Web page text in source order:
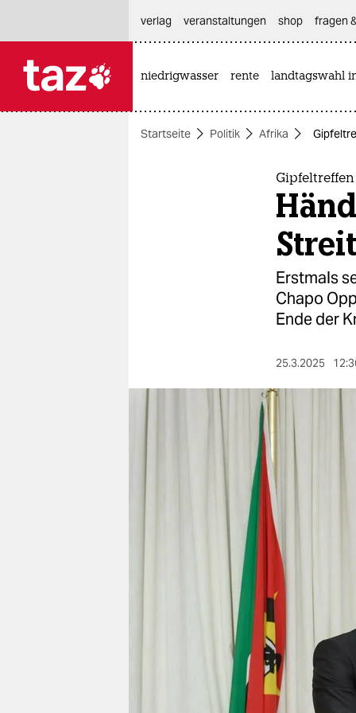
themen
nord
wahrheit
verlag
veranstaltungen
unterstützen
genossenschaft
verlag
veranstaltungen shop fragen
niedrigwasser rente landtagswahl
Startseite Politik Afrika
Erstmals
Chapo
Ende der
25.3.2025